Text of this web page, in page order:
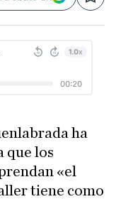
ha
que los
«el
tiene como